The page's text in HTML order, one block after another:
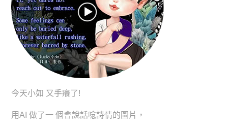
今天小如 又手癢了!
用AI 做了一 個會說話唸詩情的圖片，